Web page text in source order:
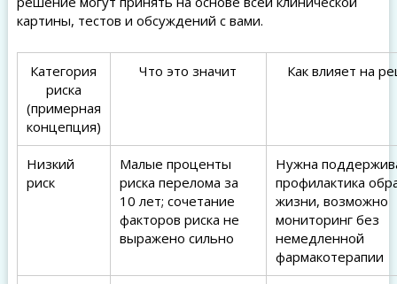
картины, тестов и обсуждений с вами.
Категория
риска
(примерная
концепция)
Что это значит Как влияет на
Низкий
риск
Малые проценты
риска перелома за
10 лет; сочетание
факторов риска не
выражено сильно
Нужна
профилактика
жизни, возможно
мониторинг без
немедленной
фармакотерапии